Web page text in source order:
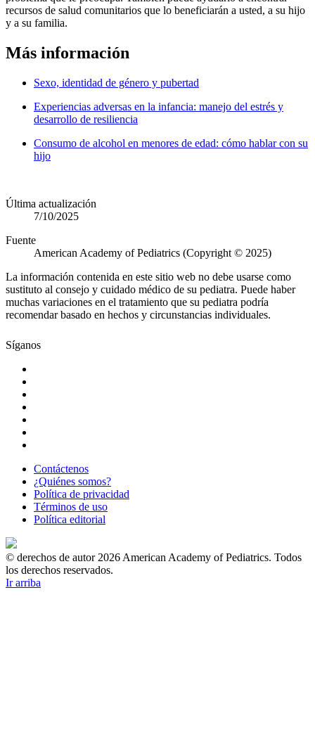
recursos de salud comunitarios que lo beneficiarán a usted, a su hijo
y a su familia.
Más información
Sexo, identidad de género y pubertad
Experiencias adversas en la infancia: manejo del estrés y
desarrollo de resiliencia
Consumo de alcohol en menores de edad: cómo hablar con su
hijo
Última actualización
7/10/2025
Fuente
American Academy of Pediatrics (Copyright © 2025)
La información contenida en este sitio web no debe usarse como
sustituto al consejo y cuidado médico de su pediatra. Puede haber
muchas variaciones en el tratamiento que su pediatra podría
recomendar basado en hechos y circunstancias individuales.
Síganos
Contáctenos
¿Quiénes somos?
Política de privacidad
Términos de uso
Política editorial
© derechos de autor 2026 American Academy of Pediatrics. Todos
los derechos reservados.
Ir arriba